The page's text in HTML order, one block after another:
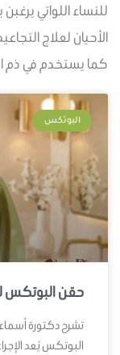
للنساء اللواتي
الأحيان لعلاج
كما يستخدم في ذم
البوتكس
حقن البوتكس
تشرح دكتورة أسماء
البوتكس يُعد